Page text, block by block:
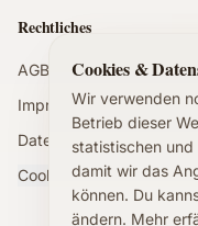
Rechtliches
AGB
Impressum
Datenschutz
Cookie-Einstellungen
Cookies &
Wir verwenden
Betrieb dieser
statistischen
damit wir das
können. Du
ändern. Mehr